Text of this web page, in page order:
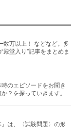
数万以上！ などなど。多
殿堂入り”記事をまとめま
のエピソードをお聞き
？を探っていきます。
は、〈試験問題〉の形